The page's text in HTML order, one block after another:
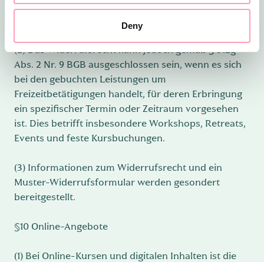
Deny
(1) Verbraucher steht grundsätzlich ein gesetzliches
(2) Das Widerrufsrecht kann jedoch gemäß § 312g
Abs. 2 Nr. 9 BGB ausgeschlossen sein, wenn es sich
bei den gebuchten Leistungen um
Freizeitbetätigungen handelt, für deren Erbringung
ein spezifischer Termin oder Zeitraum vorgesehen
ist. Dies betrifft insbesondere Workshops, Retreats,
Events und feste Kursbuchungen.
(3) Informationen zum Widerrufsrecht und ein
Muster-Widerrufsformular werden gesondert
bereitgestellt.
§10 Online-Angebote
(1) Bei Online-Kursen und digitalen Inhalten ist die